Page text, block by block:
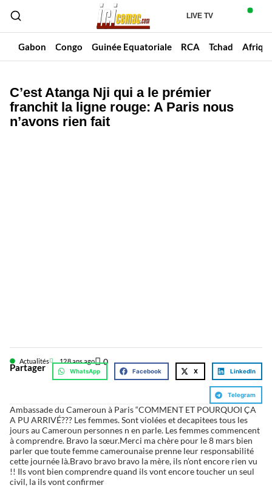
LIVE TV
Gabon Congo Guinée Equatoriale RCA Tchad
C’est Atanga Nji qui a le prémier
franchit la ligne rouge: A Paris nous
n’avons rien fait
Actualités 128 ans ago 0
Partager WhatsApp Facebook X LinkedIn
Telegram
Ambassade du Cameroun à Paris “COMMENT ET POURQUOI ÇA
A PU ARRIVÉ??? Les femmes. Sont violées et decapitees tous les
jours au Cameroun personnes n en parle. Les femmes commencent
à comprendre. Bravo la sœur. Merci ma chère pour le 8 mars bien
parler que toute femme camerounaise prenne leur responsabilité
cette journée là .Bravo bravo bravo la mère, ils n’ont encore rien vu
!! Ils vont bien comprendre quand ils vont encore toucher un seul
civil, la ils vont confirmer